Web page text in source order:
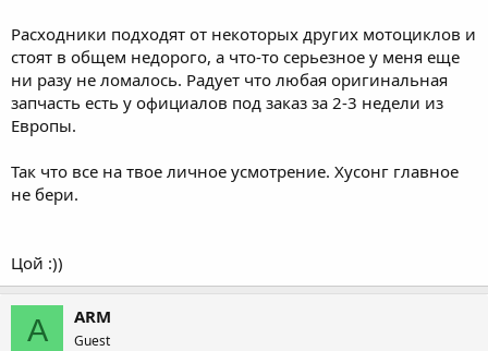
Расходники подходят от некоторых других мотоциклов и
стоят в общем недорого, а что-то серьезное у меня еще
ни разу не ломалось. Радует что любая оригинальная
запчасть есть у официалов под заказ за 2-3 недели из
Европы.
Так что все на твое личное усмотрение. Хусонг главное
не бери.
Цой :))
A ARM
Guest